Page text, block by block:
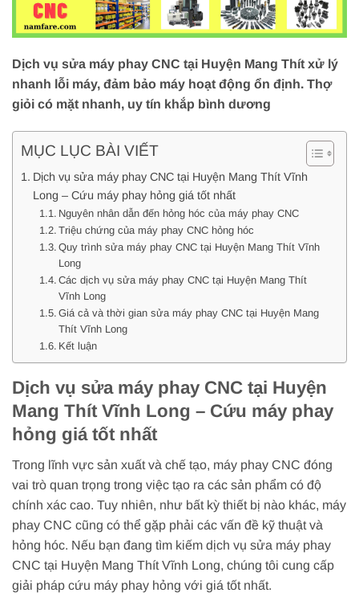
Dịch vụ sửa máy phay CNC tại Huyện Mang Thít xử lý
nhanh lỗi máy, đảm bảo máy hoạt động ổn định. Thợ
giỏi có mặt nhanh, uy tín khắp bình dương
MỤC LỤC BÀI VIẾT
Dịch vụ sửa máy phay CNC tại Huyện Mang Thít Vĩnh
Long – Cứu máy phay hỏng giá tốt nhất
Nguyên nhân dẫn đến hỏng hóc của máy phay CNC
Triệu chứng của máy phay CNC hỏng hóc
Quy trình sửa máy phay CNC tại Huyện Mang Thít Vĩnh
Long
Các dịch vụ sửa máy phay CNC tại Huyện Mang Thít
Vĩnh Long
Giá cả và thời gian sửa máy phay CNC tại Huyện Mang
Thít Vĩnh Long
Kết luận
Dịch vụ sửa máy phay CNC tại Huyện
Mang Thít Vĩnh Long – Cứu máy phay
hỏng giá tốt nhất
Trong lĩnh vực sản xuất và chế tạo, máy phay CNC đóng
vai trò quan trọng trong việc tạo ra các sản phẩm có độ
chính xác cao. Tuy nhiên, như bất kỳ thiết bị nào khác, máy
phay CNC cũng có thể gặp phải các vấn đề kỹ thuật và
hỏng hóc. Nếu bạn đang tìm kiếm dịch vụ sửa máy phay
CNC tại Huyện Mang Thít Vĩnh Long, chúng tôi cung cấp
giải pháp cứu máy phay hỏng với giá tốt nhất.